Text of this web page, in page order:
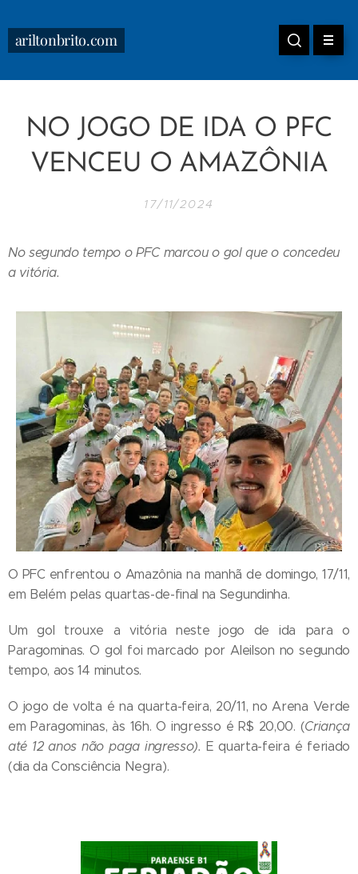
ariltonbrito.com
NO JOGO DE IDA O PFC
VENCEU O AMAZÔNIA
17/11/2024
No segundo tempo o PFC marcou o gol que o concedeu
a vitória.
O PFC enfrentou o Amazônia na manhã de domingo, 17/11,
em Belém pelas quartas-de-final na Segundinha.
Um gol trouxe a vitória neste jogo de ida para o
Paragominas. O gol foi marcado por Aleilson no segundo
tempo, aos 14 minutos.
O jogo de volta é na quarta-feira, 20/11, no Arena Verde
em Paragominas, às 16h. O ingresso é R$ 20,00. (Criança
até 12 anos não paga ingresso). E quarta-feira é feriado
(dia da Consciência Negra).